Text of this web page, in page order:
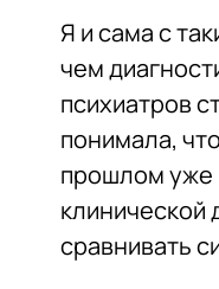
Я и сама с
чем
психиатров
понимала,
прошлом уже
клинической
сравнивать